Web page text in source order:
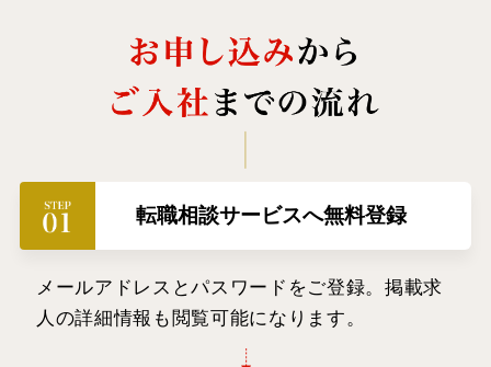
転職相談サービスへ無料登録
メールアドレスとパスワードをご登録。掲載求
人の詳細情報も閲覧可能になります。